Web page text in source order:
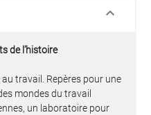
keyboard_arrow_down
de l’histoire
travail. Repères pour une
mondes du travail
un laboratoire pour